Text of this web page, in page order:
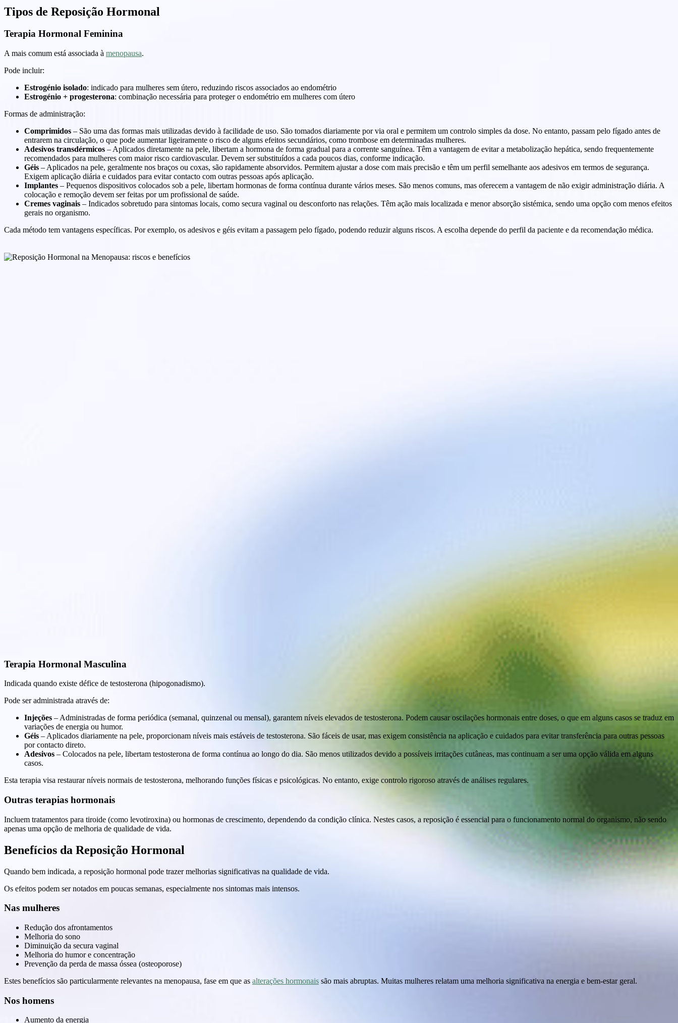
Tipos de Reposição Hormonal
Terapia Hormonal Feminina
A mais comum está associada à menopausa.
Pode incluir:
Estrogénio isolado: indicado para mulheres sem útero, reduzindo riscos associados ao endométrio
Estrogénio + progesterona: combinação necessária para proteger o endométrio em mulheres com útero
Formas de administração:
Comprimidos – São uma das formas mais utilizadas devido à facilidade de uso. São tomados diariamente por via oral e permitem um controlo simples da dose. No entanto, passam pelo fígado antes de
entrarem na circulação, o que pode aumentar ligeiramente o risco de alguns efeitos secundários, como trombose em determinadas mulheres.
Adesivos transdérmicos – Aplicados diretamente na pele, libertam a hormona de forma gradual para a corrente sanguínea. Têm a vantagem de evitar a metabolização hepática, sendo frequentemente
recomendados para mulheres com maior risco cardiovascular. Devem ser substituídos a cada poucos dias, conforme indicação.
Géis – Aplicados na pele, geralmente nos braços ou coxas, são rapidamente absorvidos. Permitem ajustar a dose com mais precisão e têm um perfil semelhante aos adesivos em termos de segurança.
Exigem aplicação diária e cuidados para evitar contacto com outras pessoas após aplicação.
Implantes – Pequenos dispositivos colocados sob a pele, libertam hormonas de forma contínua durante vários meses. São menos comuns, mas oferecem a vantagem de não exigir administração diária. A
colocação e remoção devem ser feitas por um profissional de saúde.
Cremes vaginais – Indicados sobretudo para sintomas locais, como secura vaginal ou desconforto nas relações. Têm ação mais localizada e menor absorção sistémica, sendo uma opção com menos efeitos
gerais no organismo.
Cada método tem vantagens específicas. Por exemplo, os adesivos e géis evitam a passagem pelo fígado, podendo reduzir alguns riscos. A escolha depende do perfil da paciente e da recomendação médica.
Terapia Hormonal Masculina
Indicada quando existe défice de testosterona (hipogonadismo).
Pode ser administrada através de:
Injeções – Administradas de forma periódica (semanal, quinzenal ou mensal), garantem níveis elevados de testosterona. Podem causar oscilações hormonais entre doses, o que em alguns casos se traduz em
variações de energia ou humor.
Géis – Aplicados diariamente na pele, proporcionam níveis mais estáveis de testosterona. São fáceis de usar, mas exigem consistência na aplicação e cuidados para evitar transferência para outras pessoas
por contacto direto.
Adesivos – Colocados na pele, libertam testosterona de forma contínua ao longo do dia. São menos utilizados devido a possíveis irritações cutâneas, mas continuam a ser uma opção válida em alguns
casos.
Esta terapia visa restaurar níveis normais de testosterona, melhorando funções físicas e psicológicas. No entanto, exige controlo rigoroso através de análises regulares.
Outras terapias hormonais
Incluem tratamentos para tiroide (como levotiroxina) ou hormonas de crescimento, dependendo da condição clínica. Nestes casos, a reposição é essencial para o funcionamento normal do organismo, não sendo
apenas uma opção de melhoria de qualidade de vida.
Benefícios da Reposição Hormonal
Quando bem indicada, a reposição hormonal pode trazer melhorias significativas na qualidade de vida.
Os efeitos podem ser notados em poucas semanas, especialmente nos sintomas mais intensos.
Nas mulheres
Redução dos afrontamentos
Melhoria do sono
Diminuição da secura vaginal
Melhoria do humor e concentração
Prevenção da perda de massa óssea (osteoporose)
Estes benefícios são particularmente relevantes na menopausa, fase em que as alterações hormonais são mais abruptas. Muitas mulheres relatam uma melhoria significativa na energia e bem-estar geral.
Nos homens
Aumento da energia